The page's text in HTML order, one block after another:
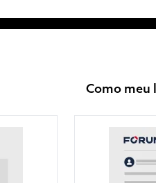
Como meu